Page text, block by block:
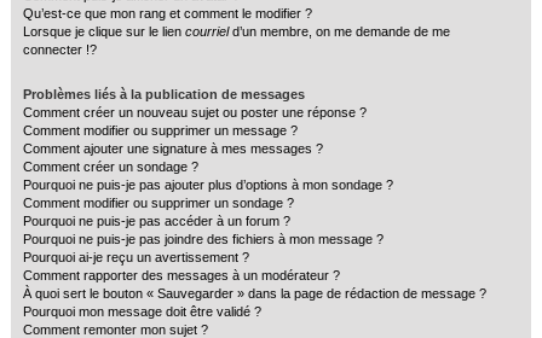
Qu’est-ce que mon rang et comment le modifier ?
Lorsque je clique sur le lien courrield’un membre, on me demande de me
connecter !?
Problèmes liés à la publication de messages
Comment créer un nouveau sujet ou poster une réponse ?
Comment modifier ou supprimer un message ?
Comment ajouter une signature à mes messages ?
Comment créer un sondage ?
Pourquoi ne puis-je pas ajouter plus d’options à mon sondage ?
Comment modifier ou supprimer un sondage ?
Pourquoi ne puis-je pas accéder à un forum ?
Pourquoi ne puis-je pas joindre des fichiers à mon message ?
Pourquoi ai-je reçu un avertissement ?
Comment rapporter des messages à un modérateur ?
À quoi sert le bouton « Sauvegarder » dans la page de rédaction de message ?
Pourquoi mon message doit être validé ?
Comment remonter mon sujet ?